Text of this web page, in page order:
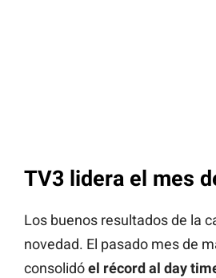
TV3 lidera el mes
Los buenos resultados de la
novedad. El pasado mes de
consolidóel récord al day